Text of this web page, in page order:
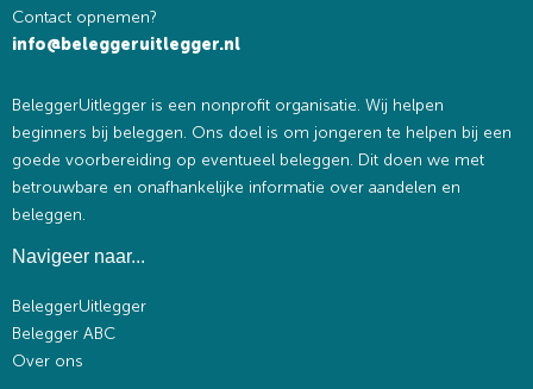
Contact opnemen?
info@beleggeruitlegger.nl
BeleggerUitlegger is een nonprofit organisatie. Wij helpen
beginners bij beleggen. Ons doel is om jongeren te helpen bij een
goede voorbereiding op eventueel beleggen. Dit doen we met
betrouwbare en onafhankelijke informatie over aandelen en
beleggen.
Navigeer naar...
BeleggerUitlegger
Belegger ABC
Over ons